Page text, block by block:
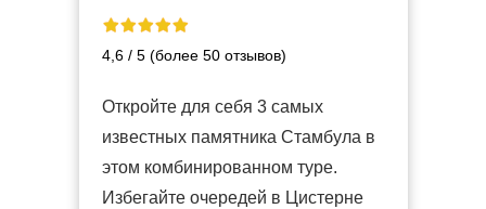
4,6 / 5 (более 50 отзывов)
Откройте для себя 3 самых
известных памятника Стамбула в
этом комбинированном туре.
Избегайте очередей в Цистерне